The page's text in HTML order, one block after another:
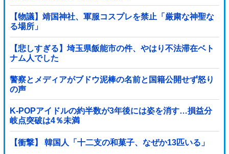
【物議】靖国神社、軍服コスプレを禁止「厳粛な神聖な
る場所」
【悲しすぎる】埼玉県飯能市の件、やはり不法滞在ベト
ナム人でした
警察とメディアがブドウ泥棒の名前と国籍公開せず怒り
の声
K-POPアイドルの約半数が3年後には姿を消す…損益分
岐点突破は4％未満
【衝撃】 韓国人「十二支の和菓子、なぜか13匹いる」